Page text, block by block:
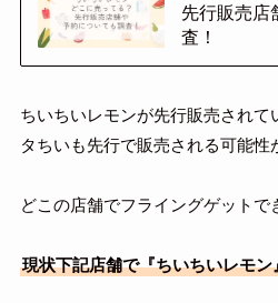
先行販売店
査！
ちいちいレモンが先行販売され
タちいも先行で販売される可能性
どこの店舗でフライングゲットで
現状下記店舗で『ちいちいレモ